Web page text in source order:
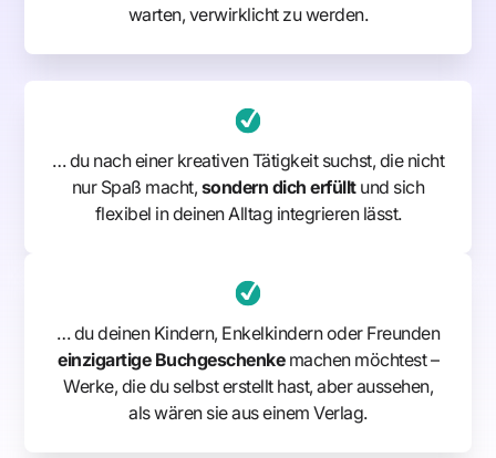
warten, verwirklicht zu werden.
… du nach einer kreativen Tätigkeit suchst, die nicht
nur Spaß macht, sondern dich erfülltund sich
flexibel in deinen Alltag integrieren lässt.
… du deinen Kindern, Enkelkindern oder Freunden
einzigartige Buchgeschenkemachen möchtest –
Werke, die du selbst erstellt hast, aber aussehen,
als wären sie aus einem Verlag.